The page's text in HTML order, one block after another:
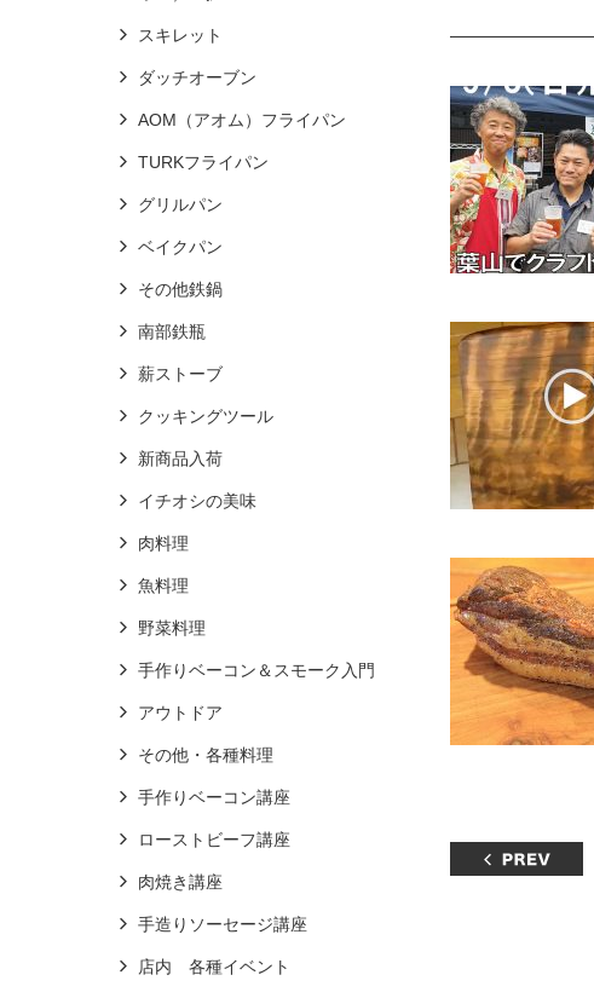
スキレット
ダッチオーブン
AOM（アオム）フライパン
TURKフライパン
グリルパン
ベイクパン
その他鉄鍋
南部鉄瓶
薪ストーブ
クッキングツール
新商品入荷
イチオシの美味
肉料理
魚料理
野菜料理
手作りベーコン＆スモーク入門
アウトドア
その他・各種料理
手作りベーコン講座
ローストビーフ講座
肉焼き講座
手造りソーセージ講座
店内 各種イベント